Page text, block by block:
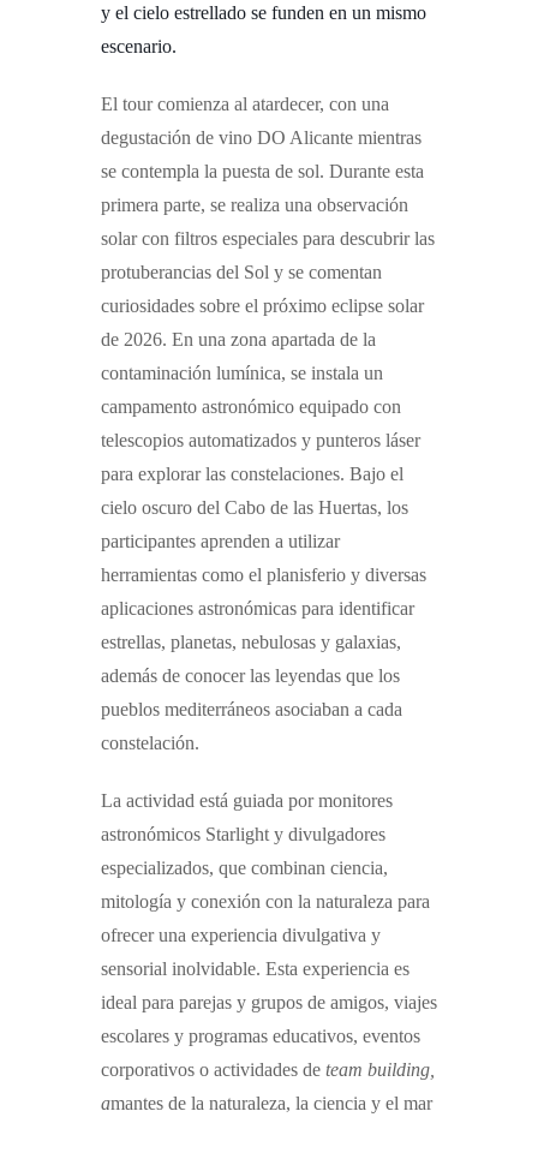
y el cielo estrellado se funden en un mismo
escenario.
El tour comienza al atardecer, con una
degustación de vino DO Alicante mientras
se contempla la puesta de sol. Durante esta
primera parte, se realiza una observación
solar con filtros especiales para descubrir las
protuberancias del Sol y se comentan
curiosidades sobre el próximo eclipse solar
de 2026. En una zona apartada de la
contaminación lumínica, se instala un
campamento astronómico equipado con
telescopios automatizados y punteros láser
para explorar las constelaciones. Bajo el
cielo oscuro del Cabo de las Huertas, los
participantes aprenden a utilizar
herramientas como el planisferio y diversas
aplicaciones astronómicas para identificar
estrellas, planetas, nebulosas y galaxias,
además de conocer las leyendas que los
pueblos mediterráneos asociaban a cada
constelación.
La actividad está guiada pormonitores
astronómicos Starlight y divulgadores
especializados, que combinan ciencia,
mitología y conexión con la naturaleza para
ofrecer una experiencia divulgativa y
sensorial inolvidable. Esta experiencia es
ideal para parejas y grupos de amigos, viajes
escolares y programas educativos, eventos
corporativos o actividades de team building
amantes de la naturaleza, la ciencia y el mar